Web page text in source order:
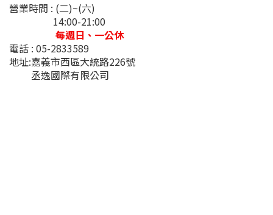
營業時間 : (二)~(六)
14:00-21:00
每週日、一公休
電話 : 05-2833589
地址:嘉義市西區大統路226號
丞逸國際有限公司